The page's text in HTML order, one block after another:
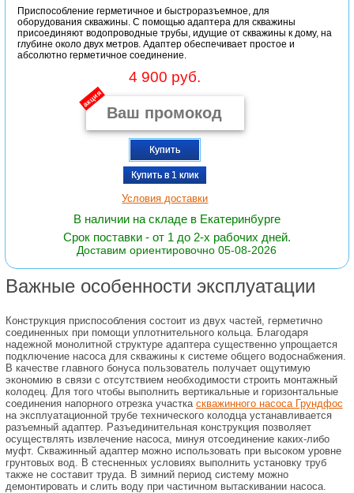
Приспособление герметичное и быстроразъемное, для
оборудования скважины. С помощью адаптера для скважины
присоединяют водопроводные трубы, идущие от скважины к дому, на
глубине около двух метров. Адаптер обеспечивает простое и
абсолютно герметичное соединение.
4 900 руб.
акция
Купить
Купить в 1 клик
Условия доставки
В наличии на складе в Екатеринбурге
Срок поставки - от 1 до 2-х рабочих дней.
Доставим ориентировочно 05-08-2026
Важные особенности эксплуатации
Конструкция приспособления состоит из двух частей, герметично
соединенных при помощи уплотнительного кольца. Благодаря
надежной монолитной структуре адаптера существенно упрощается
подключение насоса для скважины к системе общего водоснабжения.
В качестве главного бонуса пользователь получает ощутимую
экономию в связи с отсутствием необходимости строить монтажный
колодец. Для того чтобы выполнить вертикальные и горизонтальные
соединения напорного отрезка участка скважинного насоса Грундфос
на эксплуатационной трубе технического колодца устанавливается
разъемный адаптер. Разъединительная конструкция позволяет
осуществлять извлечение насоса, минуя отсоединение каких-либо
муфт. Скважинный адаптер можно использовать при высоком уровне
грунтовых вод. В стесненных условиях выполнить установку труб
также не составит труда. В зимний период систему можно
демонтировать и слить воду при частичном вытаскивании насоса.